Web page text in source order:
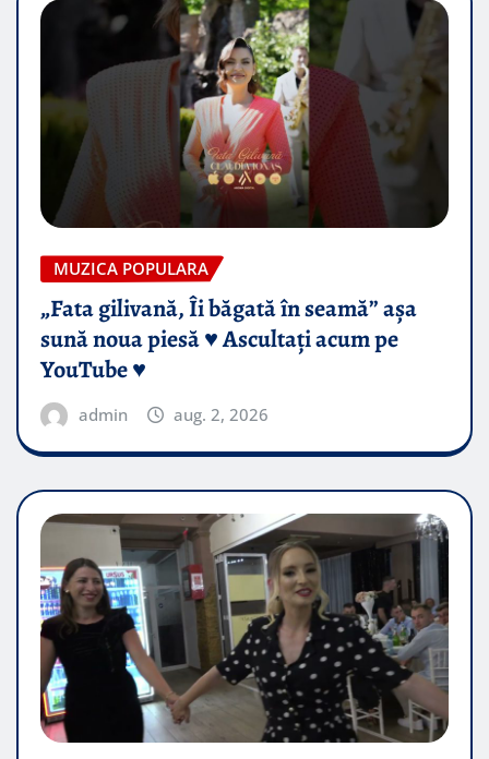
MUZICA POPULARA
„Fata gilivană, Îi băgată în seamă” așa
sună noua piesă ♥️ Ascultați acum pe
YouTube ♥️
admin aug. 2, 2026